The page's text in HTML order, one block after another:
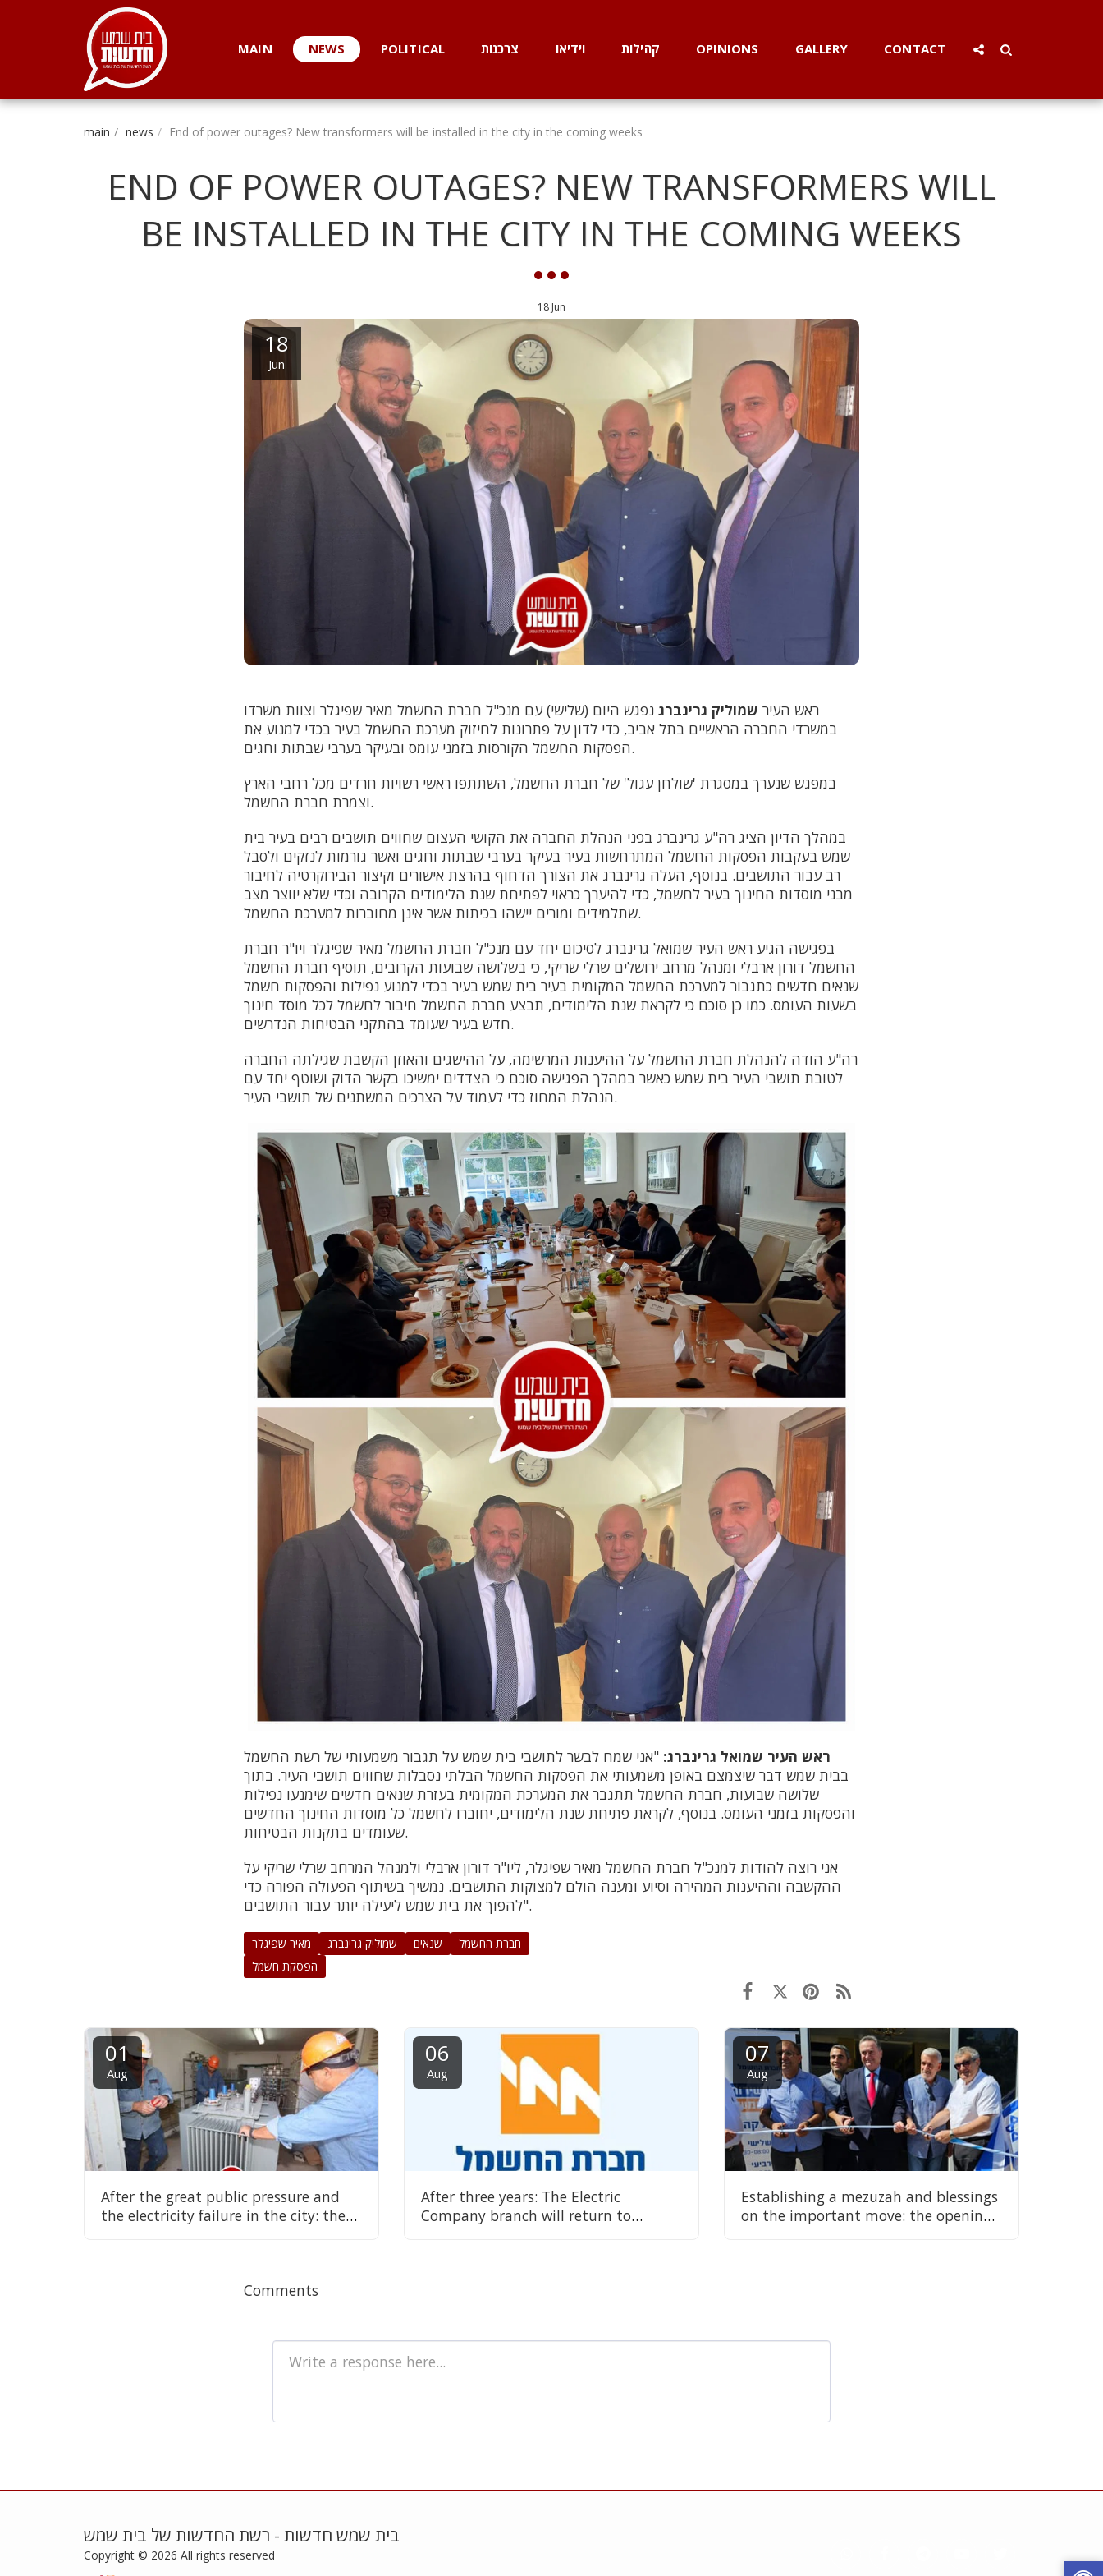
MAIN NEWS POLITICAL צרכנות וידיאו קהילות OPINIONS GALLERY CONTACT
main news End of power outages? New transformers will be installed in the city in the coming weeks
END OF POWER OUTAGES? NEW TRANSFORMERS WILL
BE INSTALLED IN THE CITY IN THE COMING WEEKS
18 Jun
18
Jun
ראש העיר שמוליק גרינברג נפגש היום (שלישי) עם מנכ"ל חברת החשמל מאיר שפיגלר וצוות משרדו
במשרדי החברה הראשיים בתל אביב, כדי לדון על פתרונות לחיזוק מערכת החשמל בעיר בכדי למנוע את
הפסקות החשמל הקורסות בזמני עומס ובעיקר בערבי שבתות וחגים.
במפגש שנערך במסגרת 'שולחן עגול' של חברת החשמל, השתתפו ראשי רשויות חרדים מכל רחבי הארץ
וצמרת חברת החשמל.
במהלך הדיון הציג רה"ע גרינברג בפני הנהלת החברה את הקושי העצום שחווים תושבים רבים בעיר בית
שמש בעקבות הפסקות החשמל המתרחשות בעיר בעיקר בערבי שבתות וחגים ואשר גורמות לנזקים ולסבל
רב עבור התושבים. בנוסף, העלה גרינברג את הצורך הדחוף בהרצת אישורים וקיצור הבירוקרטיה לחיבור
מבני מוסדות החינוך בעיר לחשמל, כדי להיערך כראוי לפתיחת שנת הלימודים הקרובה וכדי שלא יווצר מצב
שתלמידים ומורים יישהו בכיתות אשר אינן מחוברות למערכת החשמל.
בפגישה הגיע ראש העיר שמואל גרינברג לסיכום יחד עם מנכ"ל חברת החשמל מאיר שפיגלר ויו"ר חברת
החשמל דורון ארבלי ומנהל מרחב ירושלים שרלי שריקי, כי בשלושה שבועות הקרובים, תוסיף חברת החשמל
שנאים חדשים כתגבור למערכת החשמל המקומית בעיר בית שמש בעיר בכדי למנוע נפילות והפסקות חשמל
בשעות העומס. כמו כן סוכם כי לקראת שנת הלימודים, תבצע חברת החשמל חיבור לחשמל לכל מוסד חינוך
חדש בעיר שעומד בהתקני הבטיחות הנדרשים.
רה"ע הודה להנהלת חברת החשמל על ההיענות המרשימה, על ההישגים והאוזן הקשבת שגילתה החברה
לטובת תושבי העיר בית שמש כאשר במהלך הפגישה סוכם כי הצדדים ימשיכו בקשר הדוק ושוטף יחד עם
הנהלת המחוז כדי לעמוד על הצרכים המשתנים של תושבי העיר.
ראש העיר שמואל גרינברג: "אני שמח לבשר לתושבי בית שמש על תגבור משמעותי של רשת החשמל
בבית שמש דבר שיצמצם באופן משמעותי את הפסקות החשמל הבלתי נסבלות שחווים תושבי העיר. בתוך
שלושה שבועות, חברת החשמל תתגבר את המערכת המקומית בעזרת שנאים חדשים שימנעו נפילות
והפסקות בזמני העומס. בנוסף, לקראת פתיחת שנת הלימודים, יחוברו לחשמל כל מוסדות החינוך החדשים
שעומדים בתקנות הבטיחות.
אני רוצה להודות למנכ"ל חברת החשמל מאיר שפיגלר, ליו"ר דורון ארבלי ולמנהל המרחב שרלי שריקי על
ההקשבה וההיענות המהירה וסיוע ומענה הולם למצוקות התושבים. נמשיך בשיתוף הפעולה הפורה כדי
להפוך את בית שמש ליעילה יותר עבור התושבים".
מאיר שפיגלר שמוליק גרינברג שנאים
חברת החשמל
הפסקת חשמל
01
Aug
After the great public pressure and
the electricity failure in the city: the
06
Aug
After three years: The Electric
Company branch will return to
07
Aug
Establishing a mezuzah and blessings
on the important move: the opening
Comments
בית שמש חדשות - רשת החדשות של בית שמש
Copyright © 2026 All rights reserved